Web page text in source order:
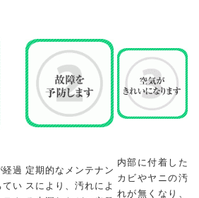
経過
てい
定期的なメンテナン
スにより、汚れによ
内部に付着した
カビやヤニの汚
れが無くなり、